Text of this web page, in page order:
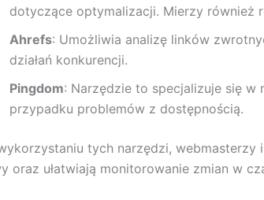
dotyczące optymalizacji. Mierzy również
Ahrefs: Umożliwia analizę linków
działań konkurencji.
Pingdom: Narzędzie to specjalizuje się
przypadku problemów z dostępnością.
tych narzędzi, webmasterzy
oraz ułatwiają monitorowanie zmian w